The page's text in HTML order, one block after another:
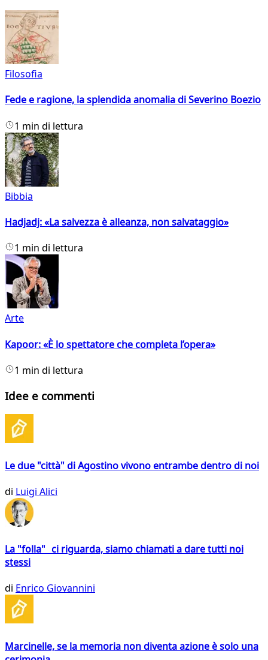
Filosofia
Fede e ragione, la splendida anomalia di Severino Boezio
1 min di lettura
Bibbia
Hadjadj: «La salvezza è alleanza, non salvataggio»
1 min di lettura
Arte
Kapoor: «È lo spettatore che completa l’opera»
1 min di lettura
Idee e commenti
Le due "città" di Agostino vivono entrambe dentro di noi
di Luigi Alici
La "folla" ci riguarda, siamo chiamati a dare tutti noi
stessi
di Enrico Giovannini
Marcinelle, se la memoria non diventa azione è solo una